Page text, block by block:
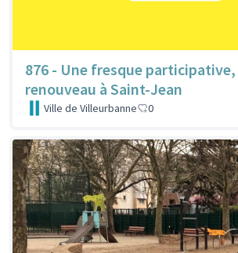
876 - Une fresque
renouveau à Saint-Jean
Ville de Villeurbanne 0